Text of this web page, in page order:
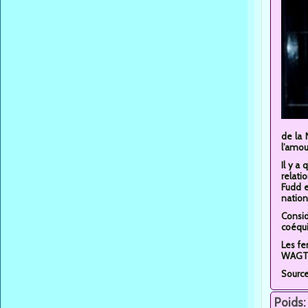
de la
Il y a
Fudd
Les
Poids: